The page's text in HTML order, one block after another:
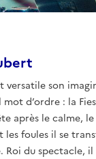
versatile son
mot d’ordre : la
après le calme, le
les foules il se
Roi du spectacle, il